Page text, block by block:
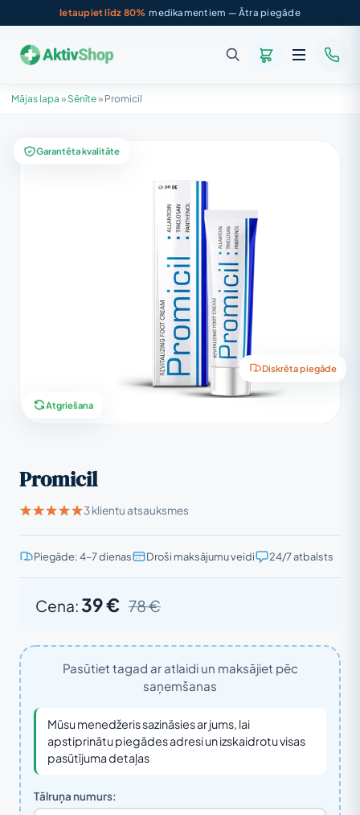
Ietaupiet līdz 80% medikamentiem — Ātra piegāde
Mājas lapa » Sēnīte» Promicil
Garantēta kvalitāte
Diskrēta piegāde
Atgriešana
Promicil
3 klientu atsauksmes
Piegāde: 4–7 dienas Droši maksājumu veidi 24/7 atbalsts
Cena:39 € 78 €
Pasūtiet tagad ar atlaidi un maksājiet pēc
saņemšanas
Mūsu menedžeris sazināsies ar jums, lai
apstiprinātu piegādes adresi un izskaidrotu visas
pasūtījuma detaļas
Tālruņa numurs: